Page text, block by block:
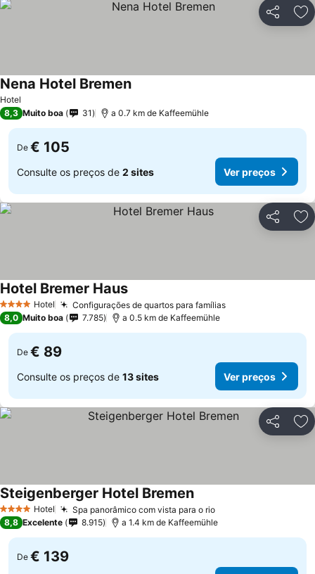
Partilhar
Hotel
Nena Hotel Bremen
8,3 Muito boa 31 a 0.7 km de Kaffeemühle
De € 105
Consulte os preços de 2 sites Ver preços
Partilhar
4 EstrelasHotel Configurações de quartos para famílias
Hotel Bremer Haus
8,0 Muito boa 7.785 a 0.5 km de Kaffeemühle
De € 89
Consulte os preços de 13 sites Ver preços
Partilhar
4 EstrelasHotel Spa panorâmico com vista para o rio
Steigenberger Hotel Bremen
8,8 Excelente 8.915 a 1.4 km de Kaffeemühle
De € 139